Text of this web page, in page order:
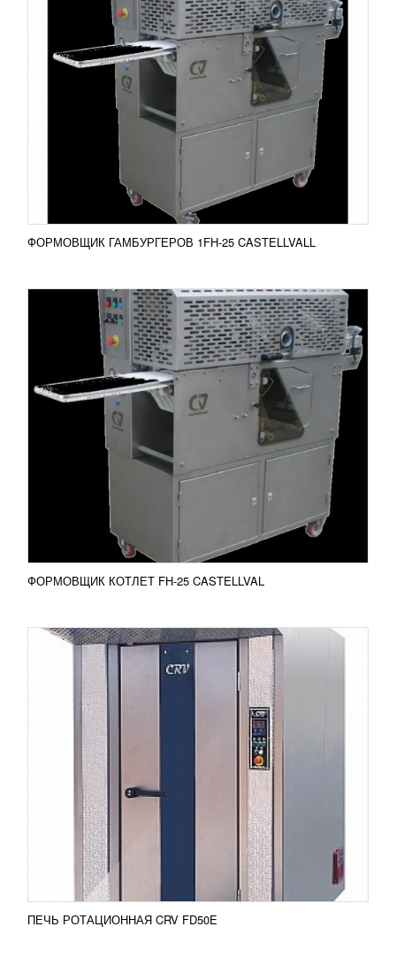
ФОРМОВЩИК ГАМБУРГЕРОВ 1FH-25 CASTELLVALL
ФОРМОВЩИК КОТЛЕТ FH-25 CASTELLVAL
УЗНАТЬ ЦЕНУ
Машина для формования котлет идеально
подходит для формирования всех видов
объемных форм из предварительно смешанного и
подготовленного сырья (...
ПОДРОБНЕЕ
Добавить в сравнение
ФОРМОВЩИК КОТЛЕТ FH-25 CASTELLVAL
ПЕЧЬ РОТАЦИОННАЯ CRV FD50E
1 176 785
Печь ротационная CRV FD50E Печь ротационная
CRV FD50E предназначена для безупречной
выпечки булочек, кексов, коржей, хлеба,
пирожных,...
ПОДРОБНЕЕ
Добавить в сравнение
ПЕЧЬ РОТАЦИОННАЯ CRV FD50E
АВТОМАТ ФАСОВОЧНО-УПАКОВОЧНЫЙ
DXDC8II
2 140 095
Фасовочно-упаковочный автомат DXDC8II
применяется для расфасовки чая в пакетики, с
прикреплением на них ярлычка с ниткой, а также
дальнейшей...
ПОДРОБНЕЕ
Добавить в сравнение